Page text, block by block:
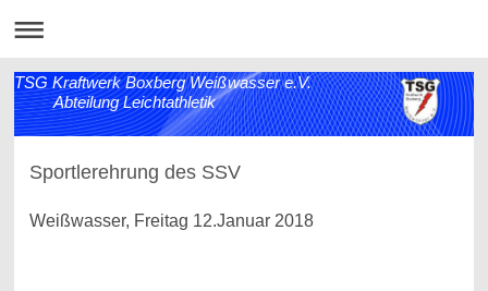
TSG Kraftwerk Boxberg Weißwasser e.V.
Abteilung Leichtathletik
Sportlerehrung des SSV
Weißwasser, Freitag 12.Januar 2018